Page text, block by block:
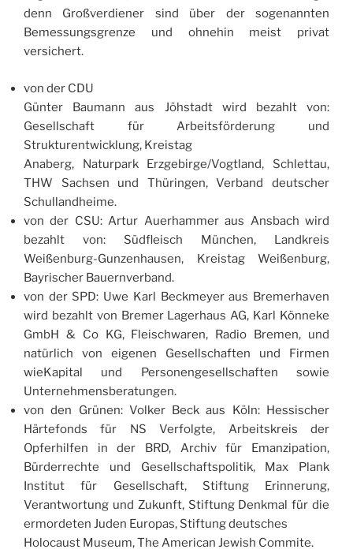
denn Großverdiener sind über der sogenannten
Bemessungsgrenze und ohnehin meist privat
versichert.
von der CDU
Günter Baumann aus Jöhstadt wird bezahlt von:
Gesellschaft für Arbeitsförderung und
Strukturentwicklung, Kreistag
Anaberg, Naturpark Erzgebirge/Vogtland, Schlettau,
THW Sachsen und Thüringen, Verband deutscher
Schullandheime.
von der CSU: Artur Auerhammer aus Ansbach wird
bezahlt von: Südfleisch München, Landkreis
Weißenburg-Gunzenhausen, Kreistag Weißenburg,
Bayrischer Bauernverband.
von der SPD: Uwe Karl Beckmeyer aus Bremerhaven
wird bezahlt von Bremer Lagerhaus AG, Karl Könneke
GmbH & Co KG, Fleischwaren, Radio Bremen, und
natürlich von eigenen Gesellschaften und Firmen
wieKapital und Personengesellschaften sowie
Unternehmensberatungen.
von den Grünen: Volker Beck aus Köln: Hessischer
Härtefonds für NS Verfolgte, Arbeitskreis der
Opferhilfen in der BRD, Archiv für Emanzipation,
Bürderrechte und Gesellschaftspolitik, Max Plank
Institut für Gesellschaft, Stiftung Erinnerung,
Verantwortung und Zukunft, Stiftung Denkmal für die
ermordeten Juden Europas, Stiftung deutsches
Holocaust Museum, The American Jewish Commite.